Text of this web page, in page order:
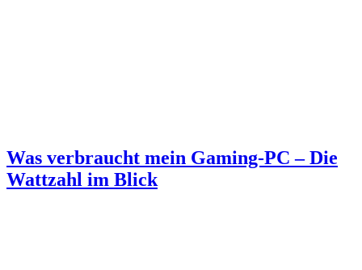
Was verbraucht mein Gaming-PC – Die
Wattzahl im Blick